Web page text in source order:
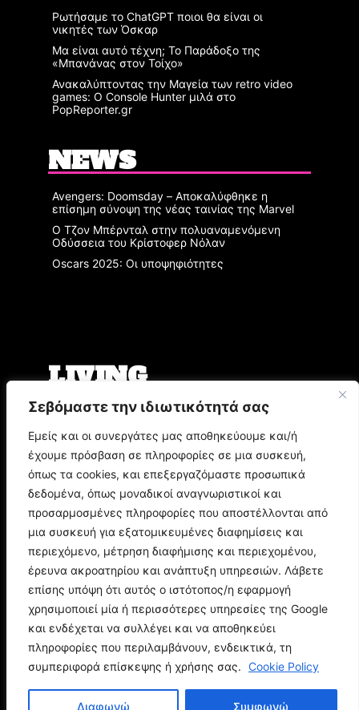
Σεβόμαστε την ιδιωτικότητά σας
Εμείς και οι συνεργάτες μας αποθηκεύουμε και/ή
έχουμε πρόσβαση σε πληροφορίες σε μια συσκευή,
όπως τα cookies, και επεξεργαζόμαστε προσωπικά
δεδομένα, όπως μοναδικοί αναγνωριστικοί και
προσαρμοσμένες πληροφορίες που αποστέλλονται από
μια συσκευή για εξατομικευμένες διαφημίσεις και
περιεχόμενο, μέτρηση διαφήμισης και περιεχομένου,
έρευνα ακροατηρίου και ανάπτυξη υπηρεσιών. Λάβετε
επίσης υπόψη ότι αυτός ο ιστότοπος/η εφαρμογή
χρησιμοποιεί μία ή περισσότερες υπηρεσίες της Google
και ενδέχεται να συλλέγει και να αποθηκεύει
πληροφορίες που περιλαμβάνουν, ενδεικτικά, τη
συμπεριφορά επίσκεψης ή χρήσης σας. Cookie Policy
Διαφωνώ Συμφωνώ
Ρωτήσαμε το ChatGPT ποιοι θα είναι οι
νικητές των Όσκαρ
Μα είναι αυτό τέχνη; Το Παράδοξο της
«Μπανάνας στον Τοίχο»
Ανακαλύπτοντας την Μαγεία των retro video
games: Ο Console Hunter μιλά στο
PopReporter.gr
NEWS
Avengers: Doomsday – Αποκαλύφθηκε η
επίσημη σύνοψη της νέας ταινίας της Marvel
Ο Τζον Μπέρνταλ στην πολυαναμενόμενη
Οδύσσεια του Κρίστοφερ Νόλαν
Oscars 2025: Οι υποψηφιότητες
LIVING
Ο Άρης Μπινιάρης σκηνοθετεί τη «Δίκη» του
Παπασπηλιόπουλο
Ο Δημήτρης Μυστακίδης επιστρέφει στον
Σταυρό του Νότου Plus
9.000 τίτλοι βιβλίων σε περιμένουν στο
Παζάρι Βιβλίου της Αθήνας
POP CULTURE
Corto Maltese: Η ιστορία του θρυλικού ήρωα
του Hugo Pratt
Ποιος είναι ο Doctor Doom; Η ιστορία του
μεγαλύτερου εχθρού των Fantastic Four
Spider-Man: Brand New Day - Όλα όσα πρέπει
να θυμηθείτε πριν τη νέα ταινία